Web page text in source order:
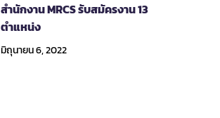
สำนักงาน MRCS รับสมัครงาน 13
ตำแหน่ง
มิถุนายน 6, 2022